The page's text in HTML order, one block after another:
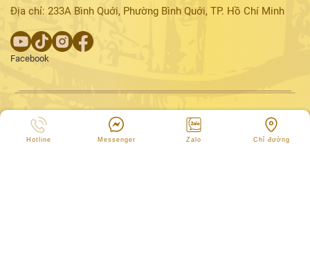
Địa chỉ: 233A Bình Quới, Phường Bình Quới, TP. Hồ Chí Minh
Facebook
Hotline Messenger Zalo Chỉ đường